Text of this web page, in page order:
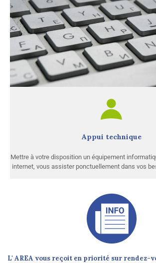
Appui technique
Mettre à votre disposition un équipement
internet, vous assister ponctuellement dans vos
L' AREA vous reçoit en priorité sur rendez-